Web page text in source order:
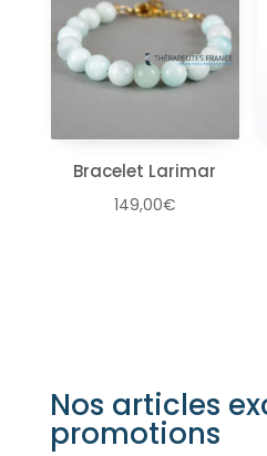
Bracelet Larimar
149,00€
Nos articles
promotions